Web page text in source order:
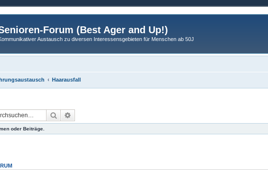
Forum (Best Ager and Up!)
Austausch zu diversen Interessensgebieten für Menschen ab 50J
Haarausfall
Suche
oder Beiträge.